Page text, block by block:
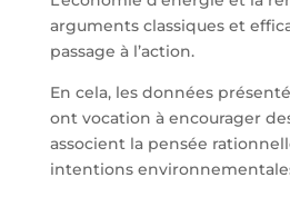
arguments classiques et
passage à l’action.
En cela, les données
ont vocation à encourager
associent la pensée
intentions